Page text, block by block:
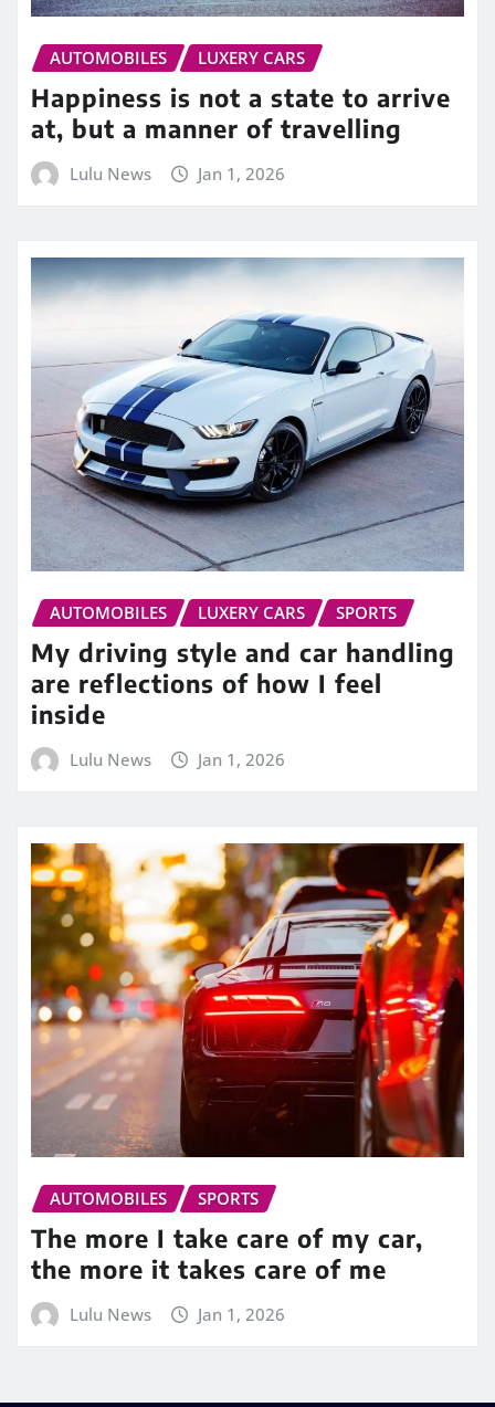
AUTOMOBILES LUXERY CARS
Happiness is not a state to arrive
at, but a manner of travelling
Lulu News Jan 1, 2026
AUTOMOBILES LUXERY CARS SPORTS
My driving style and car handling
are reflections of how I feel
inside
Lulu News Jan 1, 2026
AUTOMOBILES SPORTS
The more I take care of my car,
the more it takes care of me
Lulu News Jan 1, 2026